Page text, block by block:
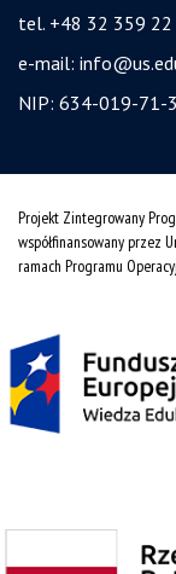
tel. +48 32 359 22
e-mail:
NIP: 634-019-71-
Projekt Zintegrowany
współfinansowany przez
ramach Programu